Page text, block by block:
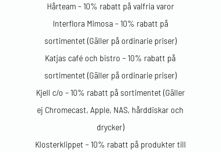
Hårteam – 10% rabatt på valfria varor
Interflora Mimosa – 10% rabatt på
sortimentet (Gäller på ordinarie priser)
Katjas café och bistro – 10% rabatt på
sortimentet (Gäller på ordinarie priser)
Kjell c/o – 10% rabatt på sortimentet (Gäller
ej Chromecast, Apple, NAS, hårddiskar och
drycker)
Klosterklippet – 10% rabatt på produkter till